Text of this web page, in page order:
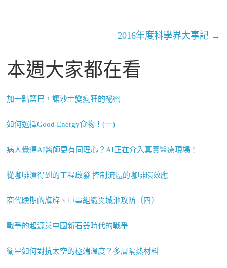
2016年度科學界大事記 →
本週大家都在看
加一點鹽巴，讓沙士變瘋狂的祕密
如何選擇Good Energy食物！(一)
病人覺得AI醫師更有同理心？AI正在介入真實醫療現場！
從咖啡漬得到的工程啟發 控制流體的咖啡環效應
商代晚期的旗斿、軍事組織與城池攻防（四）
戰爭的起源與中國新石器時代的戰爭
衛星如何對抗太空的極端溫度？多層隔熱材料